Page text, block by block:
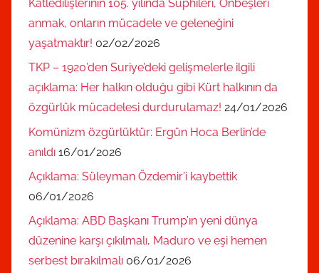
Katledilişlerinin 105. yılında Suphileri, Onbeşleri
anmak, onların mücadele ve geleneğini
yaşatmaktır! 02/02/2026
TKP – 1920’den Suriye’deki gelişmelerle ilgili
açıklama: Her halkın olduğu gibi Kürt halkının da
özgürlük mücadelesi durdurulamaz! 24/01/2026
Komünizm özgürlüktür: Ergün Hoca Berlin’de
anıldı 16/01/2026
Açıklama: Süleyman Özdemir’i kaybettik
06/01/2026
Açıklama: ABD Başkanı Trump’ın yeni dünya
düzenine karşı çıkılmalı, Maduro ve eşi hemen
serbest bırakılmalı 06/01/2026